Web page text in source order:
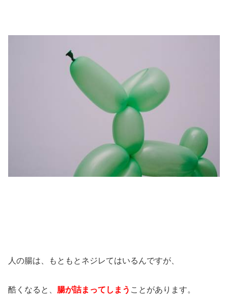
人の腸は、もともとネジレてはいるんですが、
酷くなると、 腸が詰まってしまう ことがあります。